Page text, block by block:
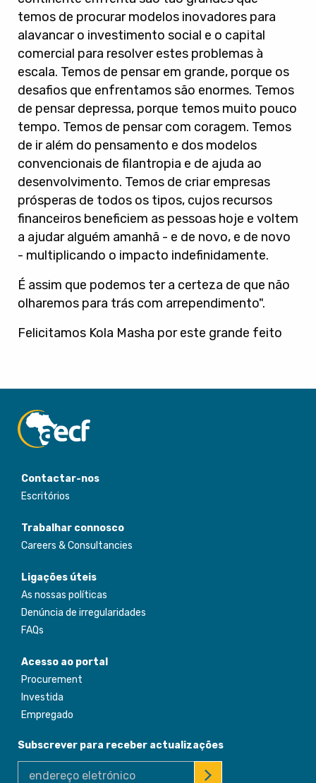
temos de procurar modelos inovadores para
alavancar o investimento social e o capital
comercial para resolver estes problemas à
escala. Temos de pensar em grande, porque os
desafios que enfrentamos são enormes. Temos
de pensar depressa, porque temos muito pouco
tempo. Temos de pensar com coragem. Temos
de ir além do pensamento e dos modelos
convencionais de filantropia e de ajuda ao
desenvolvimento. Temos de criar empresas
prósperas de todos os tipos, cujos recursos
financeiros beneficiem as pessoas hoje e voltem
a ajudar alguém amanhã - e de novo, e de novo
- multiplicando o impacto indefinidamente.
É assim que podemos ter a certeza de que não
olharemos para trás com arrependimento".
Felicitamos Kola Masha por este grande feito
Contactar-nos
Escritórios
Trabalhar connosco
Careers & Consultancies
Ligações úteis
As nossas políticas
Denúncia de irregularidades
FAQs
Acesso ao portal
Procurement
Investida
Empregado
Subscrever para receber actualizações